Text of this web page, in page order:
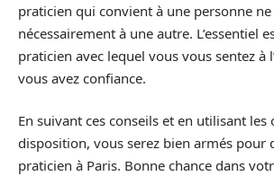
praticien qui convient à une personne
nécessairement à une autre. L’essentiel
praticien avec lequel vous vous sentez à
vous avez confiance.
En suivant ces conseils et en utilisant
disposition, vous serez bien armés pour
praticien à Paris. Bonne chance dans